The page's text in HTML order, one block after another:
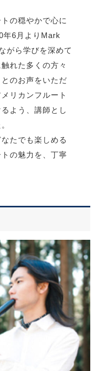
の穏やかで心に
年6月よりMark
がら学びを深めて
れた多くの方々
のお声をいただ
リカンフルート
よう、講師とし
たでも楽しめる
の魅力を、丁寧